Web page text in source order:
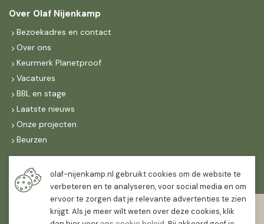
Over Olaf Nijenkamp
Bezoekadres en contact
Over ons
Keurmerk Planetproof
Vacatures
BBL en stage
Laatste nieuws
Onze projecten
Beurzen
Maandag t/m vrijdag
07:30-
16:30
12:00
olaf-nijenkamp.nl gebruikt cookies om de website te
verbeteren en te analyseren, voor social media en om
ervoor te zorgen dat je relevante advertenties te zien
krijgt. Als je meer wilt weten over deze cookies, klik